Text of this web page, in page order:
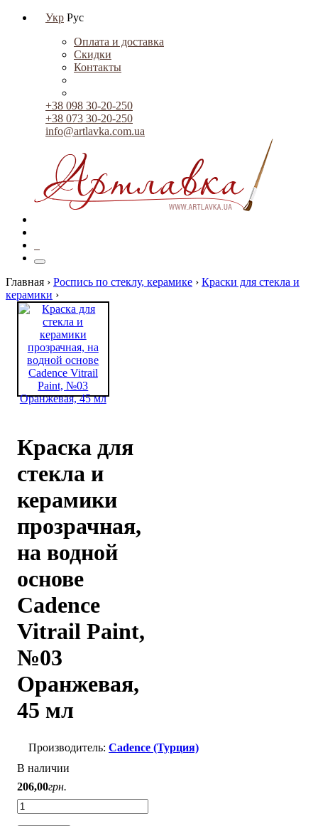
Укр Рус
Оплата и доставка
Скидки
Контакты
+38 098 30-20-250
+38 073 30-20-250
info@artlavka.com.ua
Главная › Роспись по стеклу, керамике › Краски для стекла и
керамики ›
Краска для
стекла и
керамики
прозрачная,
на водной
основе
Cadence
Vitrail Paint,
№03
Оранжевая,
45 мл
Cadence (Турция)
В наличии
206,00грн.